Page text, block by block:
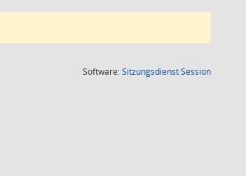
Software:SitzungsdienstSession(Wird in